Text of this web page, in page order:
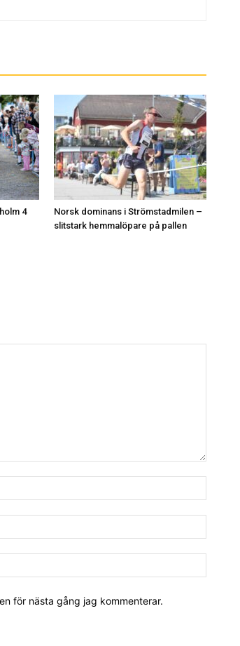
4
Norsk dominans i Strömstadmilen –
slitstark hemmalöpare på pallen
för nästa gång jag kommenterar.